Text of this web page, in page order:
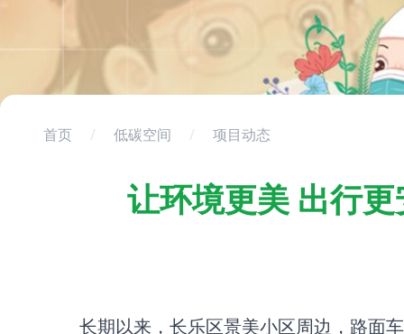
首页 / 低碳空间 / 项目动态
让环境更美 出行
长期以来，长乐区景美小区周边，路面